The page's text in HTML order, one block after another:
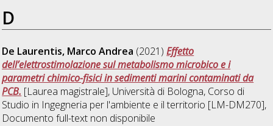
D
De Laurentis, Marco Andrea (2021)Effetto
dell’elettrostimolazione sul metabolismo microbico e i
parametri chimico-fisici in sedimenti marini contaminati da
PCB. [Laurea magistrale], Università di Bologna, Corso di
Studio in Ingegneria per l'ambiente e il territorio [LM-DM270],
Documento full-text non disponibile